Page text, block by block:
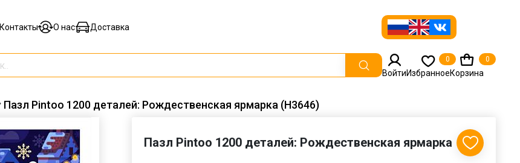
Контакты О нас Доставка
ВойтиИзбранное
0
Корзина
0
Пазл Pintoo 1200 деталей: Рождественская ярмарка (H3646)
Пазл Pintoo 1200 деталей: Рождественская ярмарка